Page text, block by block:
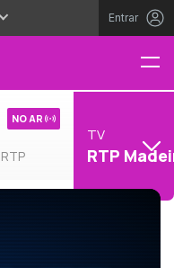
Entrar
NO AR
TV
RTP